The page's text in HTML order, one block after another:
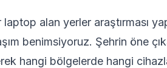
laptop alan yerler araştırması
benimsiyoruz. Şehrin öne
hangi bölgelerde hangi